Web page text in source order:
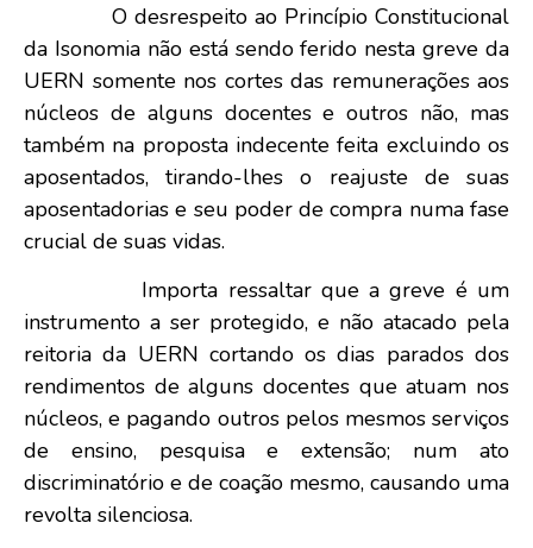
O desrespeito ao Princípio Constitucional
da Isonomia não está sendo ferido nesta greve da
UERN somente nos cortes das remunerações aos
núcleos de alguns docentes e outros não, mas
também na proposta indecente feita excluindo os
aposentados, tirando-lhes o reajuste de suas
aposentadorias e seu poder de compra numa fase
crucial de suas vidas.
Importa ressaltar que a greve é um
instrumento a ser protegido, e não atacado pela
reitoria da UERN cortando os dias parados dos
rendimentos de alguns docentes que atuam nos
núcleos, e pagando outros pelos mesmos serviços
de ensino, pesquisa e extensão; num ato
discriminatório e de coação mesmo, causando uma
revolta silenciosa.